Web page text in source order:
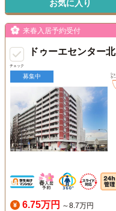
お気に入り
チェック
来春入居予約受付
ドゥーエセンター北
募集中
6.75万円 ～8.7万円